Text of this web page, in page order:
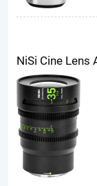
NiSi Cine Lens